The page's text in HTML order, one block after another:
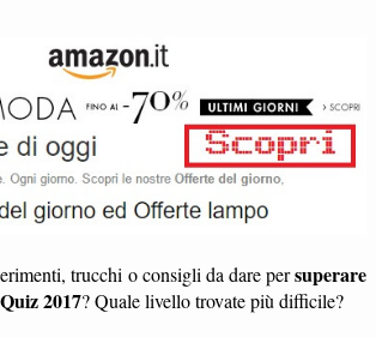
trucchi o consigli da dare persuperare
2017? Quale livello trovate più difficile?